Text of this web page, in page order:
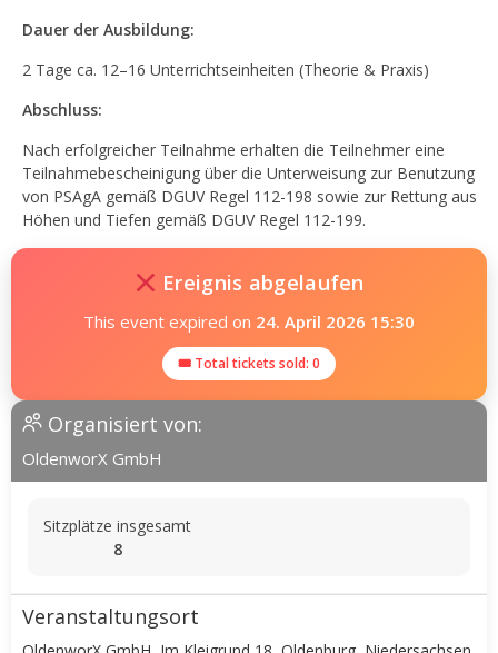
Dauer der Ausbildung:
2 Tage ca. 12–16 Unterrichtseinheiten (Theorie & Praxis)
Abschluss:
Nach erfolgreicher Teilnahme erhalten die Teilnehmer eine
Teilnahmebescheinigung über die Unterweisung zur Benutzung
von PSAgA gemäß DGUV Regel 112-198 sowie zur Rettung aus
Höhen und Tiefen gemäß DGUV Regel 112-199.
Ereignis abgelaufen
This event expired on 24. April 2026 15:30
🎟 Total tickets sold: 0
Organisiert von:
OldenworX GmbH
Sitzplätze insgesamt
8
Veranstaltungsort